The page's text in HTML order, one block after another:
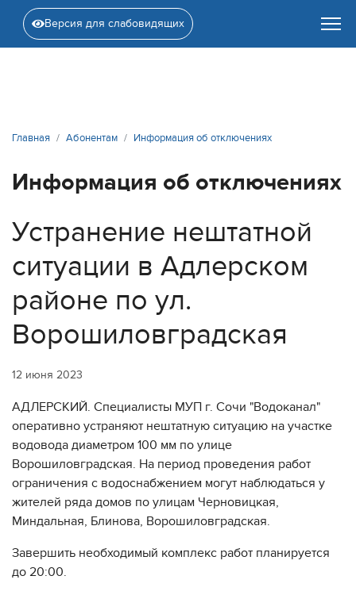
Версия для слабовидящих
Главная Абонентам Информация об отключениях
Информация об отключениях
Устранение нештатной
ситуации в Адлерском
районе по ул.
Ворошиловградская
12 июня 2023
АДЛЕРСКИЙ. Специалисты МУП г. Сочи "Водоканал"
оперативно устраняют нештатную ситуацию на участке
водовода диаметром 100 мм по улице
Ворошиловградская. На период проведения работ
ограничения с водоснабжением могут наблюдаться у
жителей ряда домов по улицам Черновицкая,
Миндальная, Блинова, Ворошиловградская.
Завершить необходимый комплекс работ планируется
до 20:00.